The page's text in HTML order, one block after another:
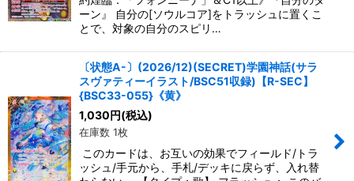
ーン』 自分の[ソウルコア]をトラッシュに置くこ
とで、対象の自分のスピリ…
〔状態A-〕(2026/12)(SECRET)学園神話(サラ
スヴァティーイラスト/BSC51収録)【R-SEC】
{BSC33-055}《黄》
1,030円(税込)
在庫数 1枚
このカードは、お互いの効果でフィールド/トラ
ッシュ/手元から、手札/デッキに戻らず、入れ替